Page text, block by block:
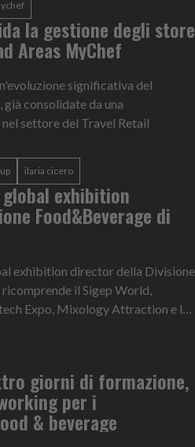
la gestione degli store
Areas MyChef
significativa del
consolidate da una
settore del Travel Retail
ilaria cicero
exhibition
Food&Beverage di
exhibition director della Divisione
il Sigep World,
Expo, Mixology Attraction e le
giorni di formazione,
per i
& beverage